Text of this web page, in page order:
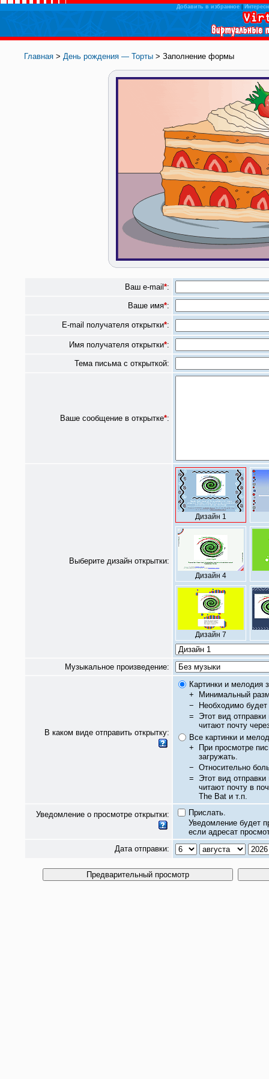
Добавить в избранное|
Главная > День рождения — Торты > Заполнение формы
Ваш e-mail *:
Ваше имя*:
E-mail получателя открытки*:
Имя получателя открытки*:
Тема письма с открыткой:
Ваше сообщение в открытке*:
Выберите дизайн открытки:
Дизайн 1
Дизайн 4
Дизайн 7
Музыкальное произведение:
В каком виде отправить открытку:
Картинки и мелодия
+
Минимальный
−
Необходимо будет
= Этот вид
читают почту
Все картинки и
+
При просмотре
загружать.
− Относительно
= Этот вид
читают почту в
The Bat и т.п.
Уведомление о просмотре открытки:
Прислать.
Уведомление будет
если адресат
Дата отправки: